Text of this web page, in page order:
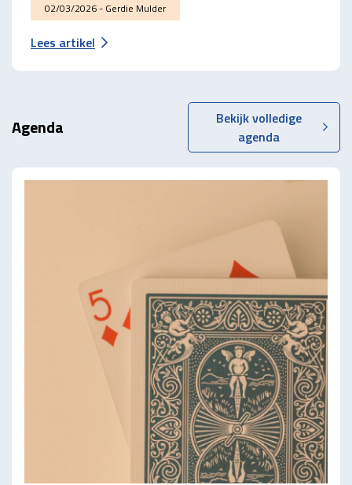
02/03/2026 - Gerdie Mulder
Lees artikel
Agenda
Bekijk volledige
agenda